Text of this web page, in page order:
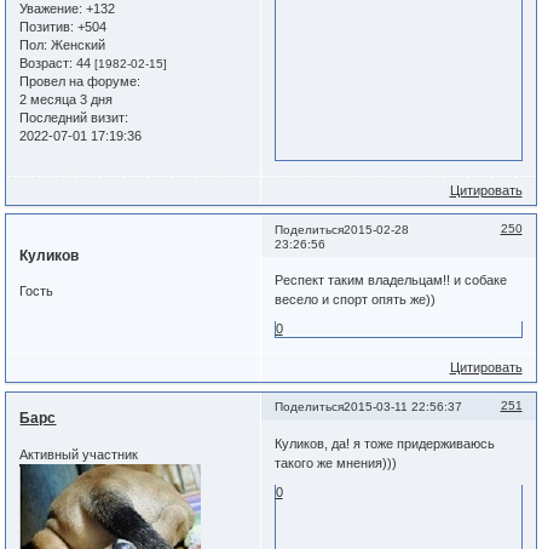
Уважение: +132
Позитив: +504
Пол: Женский
Возраст: 44[1982-02-15]
Провел на форуме:
2 месяца 3 дня
Последний визит:
2022-07-01 17:19:36
Цитировать
Поделиться 250
2015-02-28
23:26:56
Куликов
Гость
Респект таким владельцам!! и собаке
весело и спорт опять же))
0
Цитировать
Поделиться 251
2015-03-11 22:56:37
Барс
Активный участник
Куликов, да! я тоже придерживаюсь
такого же мнения)))
0